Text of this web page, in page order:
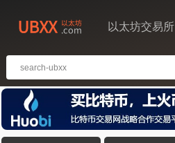
以太坊交易所